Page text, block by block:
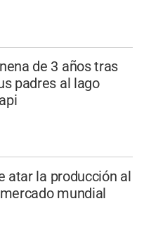
de 3 años tras
padres al lago
atar la producción al
mundial